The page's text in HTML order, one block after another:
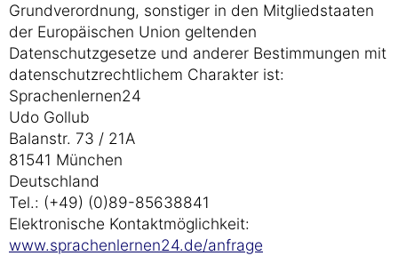
Grundverordnung, sonstiger in den Mitgliedstaaten
der Europäischen Union geltenden
Datenschutzgesetze und anderer Bestimmungen mit
datenschutzrechtlichem Charakter ist:
Sprachenlernen24
Udo Gollub
Balanstr. 73 / 21A
81541 München
Deutschland
Tel.: (+49) (0)89-85638841
Elektronische Kontaktmöglichkeit:
www.sprachenlernen24.de/anfrage